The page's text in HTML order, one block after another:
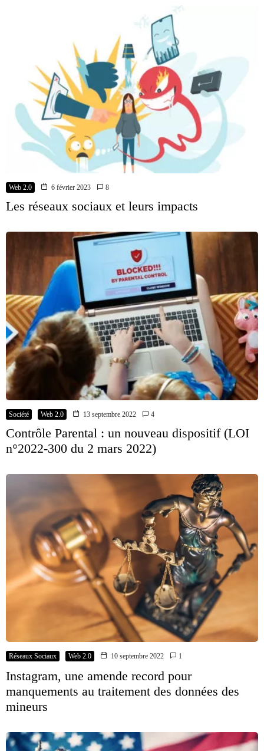
Web 2.0 6 février 2023 8
Les réseaux sociaux et leurs impacts
Société Web 2.0 13 septembre 2022 4
Contrôle Parental : un nouveau dispositif (LOI
n°2022-300 du 2 mars 2022)
Réseaux Sociaux Web 2.0 10 septembre 2022 1
Instagram, une amende record pour
manquements au traitement des données des
mineurs